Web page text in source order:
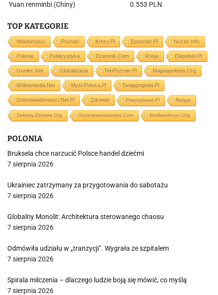
Yuan renminbi (Chiny)
0.553 PLN
TOP KATEGORIE
Wiadomości Poznań Kresy.pl Epoznan.pl Nczas.info
Polonia Publicystyka Dziennik.com Rosja Dlapolski.pl
Goniec.net Globalizacja TenPoznan.pl Magnapolonia.org
Wolnemedia.net Mysl-Polska.pl Twojapogoda.pl
Dobrewiadomosci.net.pl Zdrowie Prisonplanet.pl Religia
Sekrety-Zdrowia.org Gazetawarszawska.com Stolikwolnosci.org
POLONIA
Bruksela chce narzucić Polsce handel dziećmi
7 sierpnia 2026
Ukrainiec zatrzymany za przygotowania do sabotażu
7 sierpnia 2026
Globalny Monolit: Architektura sterowanego chaosu
7 sierpnia 2026
Odmówiła udziału w „tranzycji”. Wygrała ze szpitalem
7 sierpnia 2026
Spirala milczenia – dlaczego ludzie boją się mówić, co myślą
7 sierpnia 2026